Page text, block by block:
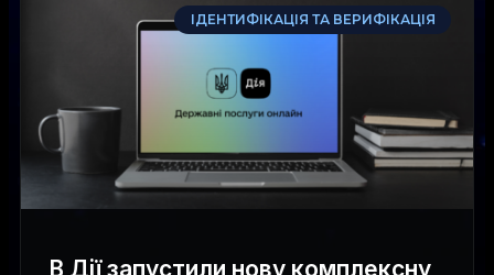
ІДЕНТИФІКАЦІЯ ТА ВЕРИФІКАЦІЯ
В Дії запустили нову комплексну